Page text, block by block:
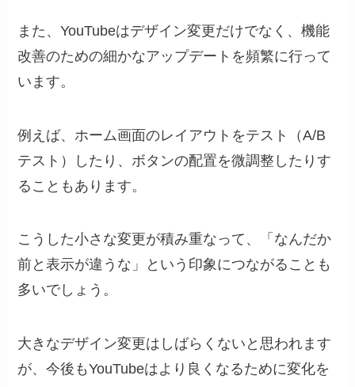
また、YouTubeはデザイン変更だけでなく、機能
改善のための細かなアップデートを頻繁に行って
います。
例えば、ホーム画面のレイアウトをテスト（A/B
テスト）したり、ボタンの配置を微調整したりす
ることもあります。
こうした小さな変更が積み重なって、「なんだか
前と表示が違うな」という印象につながることも
多いでしょう。
大きなデザイン変更はしばらくないと思われます
が、今後もYouTubeはより良くなるために変化を